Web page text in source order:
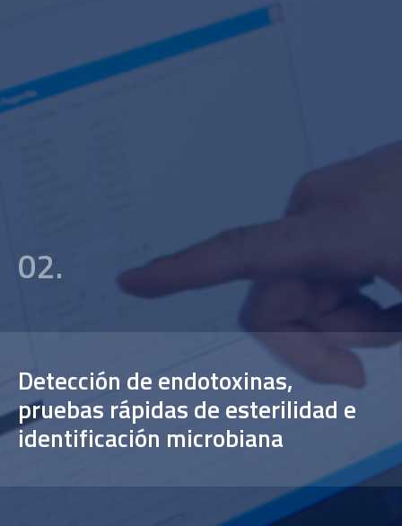
02.
Detección de endotoxinas,
pruebas rápidas de esterilidad e
identificación microbiana